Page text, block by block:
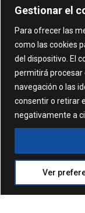
Gestionar el
Para ofrecer las
como las cookies
del dispositivo. El
permitirá
navegación o las
consentir o retirar
negativamente a
Ver
C/ Gonzalez